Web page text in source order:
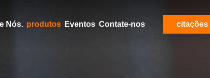
Nós. produtos Eventos Contate-nos citações